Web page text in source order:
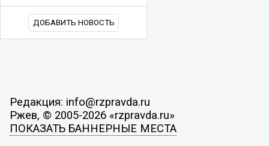
ДОБАВИТЬ НОВОСТЬ
Редакция: info@rzpravda.ru
Ржев, © 2005-2026 «rzpravda.ru»
ПОКАЗАТЬ БАННЕРНЫЕ МЕСТА